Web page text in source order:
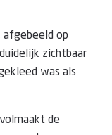
afgebeeld op
zichtbaar
was als
de